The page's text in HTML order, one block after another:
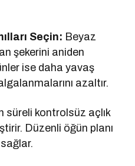
Seçin: Beyaz
şekerini aniden
ise daha yavaş
azaltır.
süreli kontrolsüz açlık
Düzenli öğün planı